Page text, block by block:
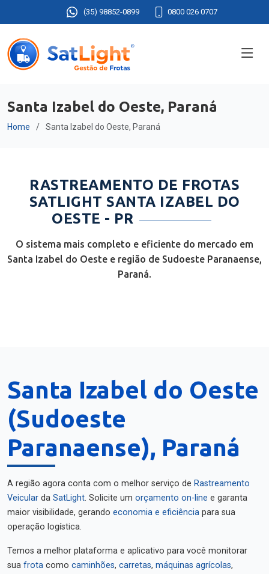
(35) 98852-0899 0800 026 0707
Santa Izabel do Oeste, Paraná
Home Santa Izabel do Oeste, Paraná
RASTREAMENTO DE FROTAS
SATLIGHT SANTA IZABEL DO
OESTE - PR
O sistema mais completo e eficiente do mercado em
Santa Izabel do Oeste e região de Sudoeste Paranaense,
Paraná.
Santa Izabel do Oeste
(Sudoeste
Paranaense), Paraná
A região agora conta com o melhor serviço de Rastreamento
Veicular da SatLight. Solicite um orçamento on-line e garanta
maior visibilidade, gerando economia e eficiência para sua
operação logística.
Temos a melhor plataforma e aplicativo para você monitorar
sua frota como caminhões, carretas, máquinas agrícolas,